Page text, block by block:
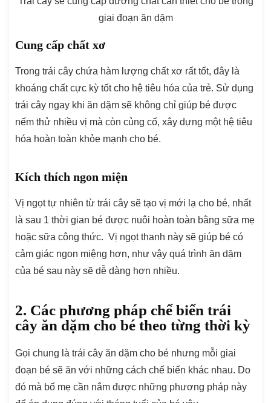
giai đoạn ăn dặm
Cung cấp chất xơ
Trong trái cây chứa hàm lượng chất xơ rất tốt, đây là
khoáng chất cực kỳ tốt cho hệ tiêu hóa của trẻ. Sử dụng
trái cây ngay khi ăn dặm sẽ không chỉ giúp bé được
nếm thử nhiều vị mà còn củng cố, xây dựng một hệ tiêu
hóa hoàn toàn khỏe mạnh cho bé.
Kích thích ngon miện
Vị ngọt tự nhiên từ trái cây sẽ tạo vị mới lạ cho bé, nhất
là sau 1 thời gian bé được nuôi hoàn toàn bằng sữa mẹ
hoặc sữa công thức. Vị ngọt thanh này sẽ giúp bé có
cảm giác ngon miệng hơn, như vậy quá trình ăn dặm
của bé sau này sẽ dễ dàng hơn nhiều.
2. Các phương pháp chế biến trái
cây ăn dặm cho bé theo từng thời kỳ
Gọi chung là trái cây ăn dặm cho bé nhưng mỗi giai
đoạn bé sẽ ăn với những cách chế biến khác nhau. Do
đó mà bố mẹ cần nắm được những phương pháp này